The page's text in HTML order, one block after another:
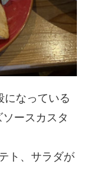
になっている
ースカスタ
ト、サラダが